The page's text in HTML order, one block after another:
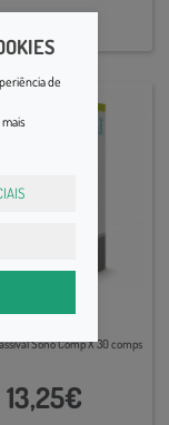
Sono e Ansiedade
Sono Comp X 30 comps
13,25€
de